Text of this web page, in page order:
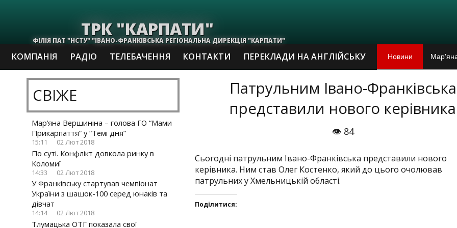
ТРК "КАРПАТИ"
ФІЛІЯ ПАТ "НСТУ" "ІВАНО-ФРАНКІВСЬКА РЕГІОНАЛЬНА ДИРЕКЦІЯ "КАРПАТИ"
КОМПАНІЯ РАДІО ТЕЛЕБАЧЕННЯ КОНТАКТИ ПЕРЕКЛАДИ НА АНГЛІЙСЬКУ Новини
По
У
"Марія
Про
СВІЖЕ
Мар’яна Вершиніна – голова ГО “Мами
Прикарпаття” у “Темі дня”
15:11 02 Лют 2018
По суті. Конфлікт довкола ринку в
Коломиї
14:33 02 Лют 2018
У Франківську стартував чемпіонат
України з шашок-100 серед юнаків та
дівчат
14:14 02 Лют 2018
Тлумацька ОТГ показала свої
Патрульним Івано-Франківська
представили нового керівника
👁 84
Сьогодні патрульним Івано-Франківська представили нового
керівника. Ним став Олег Костенко, який до цього очолював
патрульних у Хмельницькій області.
Поділитися: